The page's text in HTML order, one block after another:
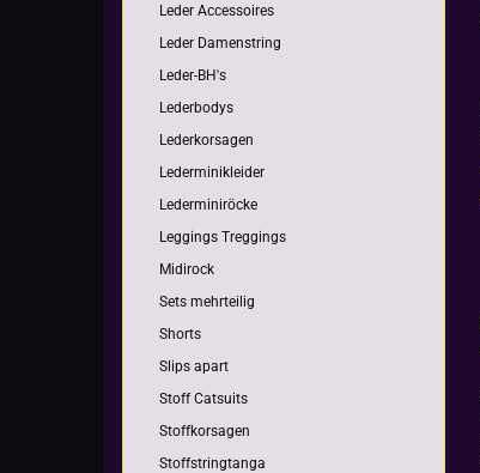
Leder Accessoires
Leder Damenstring
Leder-BH's
Lederbodys
Lederkorsagen
Lederminikleider
Lederminiröcke
Leggings Treggings
Midirock
Sets mehrteilig
Shorts
Slips apart
Stoff Catsuits
Stoffkorsagen
Stoffstringtanga